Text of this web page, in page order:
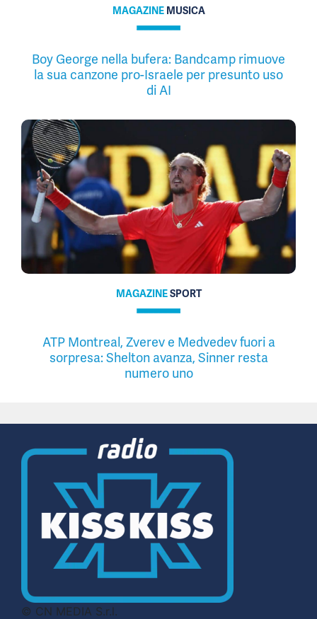
MAGAZINE MUSICA
Boy George nella bufera: Bandcamp rimuove
la sua canzone pro-Israele per presunto uso
di AI
MAGAZINESPORT
ATP Montreal, Zverev e Medvedev fuori a
sorpresa: Shelton avanza, Sinner resta
numero uno
© CN MEDIA S.r.l.